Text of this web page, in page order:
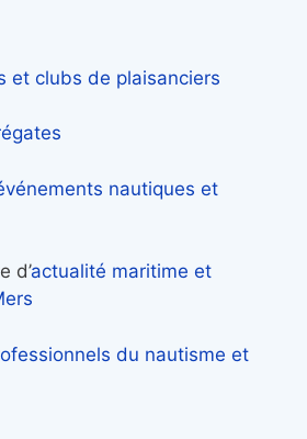
et clubs de plaisanciers
nautiques et
d’actualité maritime et
du nautisme et